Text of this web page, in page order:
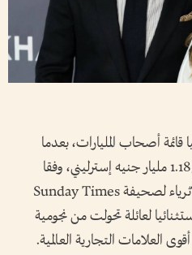
أصحاب المليارات، بعدما
ارتفعت ثروتهما المشتركة إلى نحو 1.185 مليار جنيه إسترليني، وفقا
لأحدث تصنيف صادر عن قائمة الأثرياء لصحيفة Sunday Times
لعائلة تحولت من نجومية
العلامات التجارية العالمية.